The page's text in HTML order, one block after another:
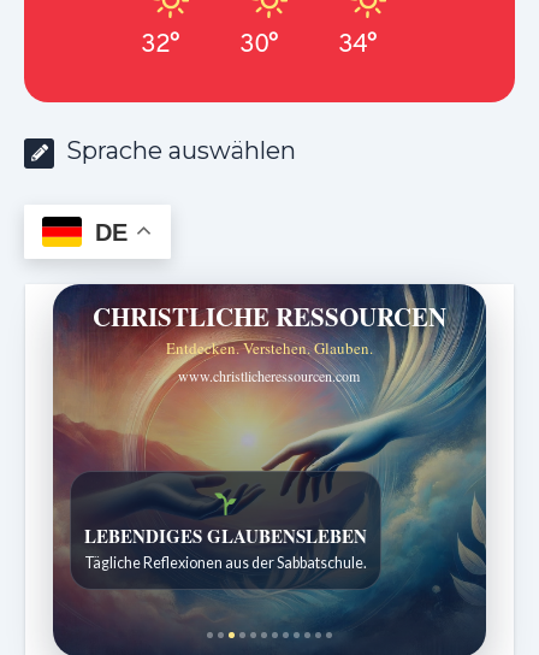
32° 30° 34°
Sprache auswählen
DE
CHRISTLICHE RESSOURCEN
Entdecken. Verstehen. Glauben.
www.christlicheressourcen.com
Bibelgeschichten zum Staunen
Kindergeschichten für 7 bis 12 Jahre.